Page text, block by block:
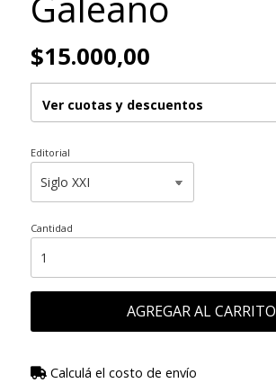
$15.000,00
Ver cuotas y descuentos
Editorial
Cantidad
AGREGAR AL CARRITO
Calculá el costo de envío